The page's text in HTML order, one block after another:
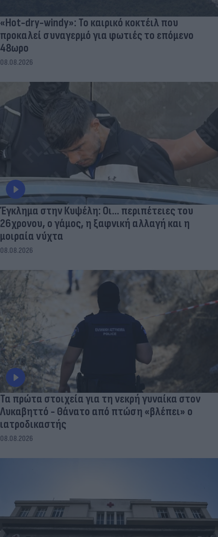
«Hot-dry-windy»: Το καιρικό κοκτέιλ που
προκαλεί συναγερμό για φωτιές το επόμενο
48ωρο
08.08.2026
Έγκλημα στην Κυψέλη: Οι... περιπέτειες του
26χρονου, ο γάμος, η ξαφνική αλλαγή και η
μοιραία νύχτα
08.08.2026
Τα πρώτα στοιχεία για τη νεκρή γυναίκα στον
Λυκαβηττό - Θάνατο από πτώση «βλέπει» ο
ιατροδικαστής
08.08.2026